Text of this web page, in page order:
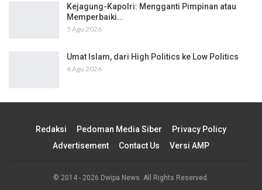
Kejagung-Kapolri: Mengganti Pimpinan atau
Memperbaiki…
5 Agu 2026
Umat Islam, dari High Politics ke Low Politics
6 Agu 2026
Redaksi Pedoman Media Siber
Privacy Policy
Advertisement
Contact Us Versi AMP
© 2014 - 2026 Dwipa News. All Rights Reserved.